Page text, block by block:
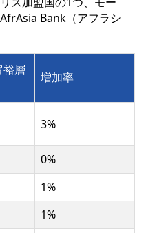
Bank（アフラシ
層
増加率
3%
0%
1%
1%